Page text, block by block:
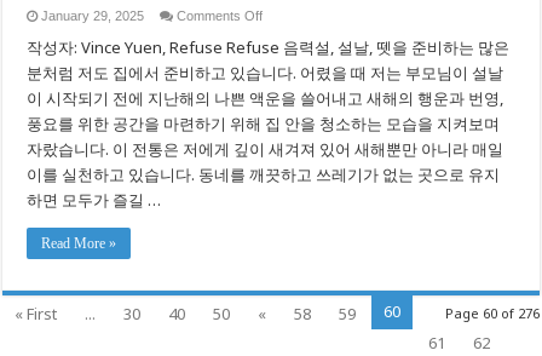
January 29, 2025 Comments Offon
역
사
회
를
깨
하
고
는
작성자: Vince Yuen, Refuse Refuse 음력설, 설날, 뗏을 준비하는 많은
분처럼 저도 집에서 준비하고 있습니다. 어렸을 때 저는 부모님이 설날
이 시작되기 전에 지난해의 나쁜 액운을 쓸어내고 새해의 행운과 번영,
풍요를 위한 공간을 마련하기 위해 집 안을 청소하는 모습을 지켜보며
자랐습니다. 이 전통은 저에게 깊이 새겨져 있어 새해뿐만 아니라 매일
이를 실천하고 있습니다. 동네를 깨끗하고 쓰레기가 없는 곳으로 유지
하면 모두가 즐길 …
Read More »
Page 60 of 276
« First ... 30 40 50 « 58 59
60
61
62